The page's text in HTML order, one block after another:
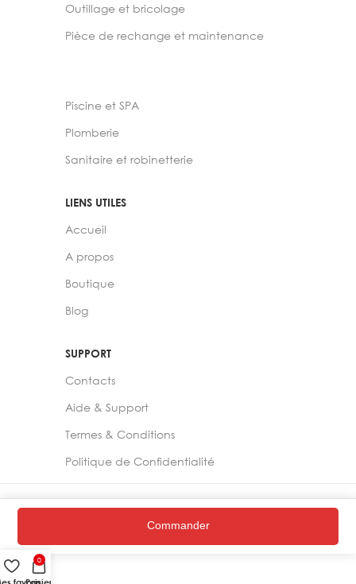
Outillage et bricolage
Pièce de rechange et maintenance
Piscine et SPA
Plomberie
Sanitaire et robinetterie
LIENS UTILES
Accueil
A propos
Boutique
Blog
SUPPORT
Contacts
Aide & Support
Termes & Conditions
Politique de Confidentialité
2024 – Chelia Store
0
Commander